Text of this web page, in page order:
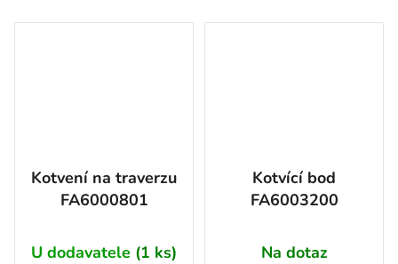
Kotvení na traverzu
FA6000801
U dodavatele (1 ks)
Kotvící bod
FA6003200
Na dotaz